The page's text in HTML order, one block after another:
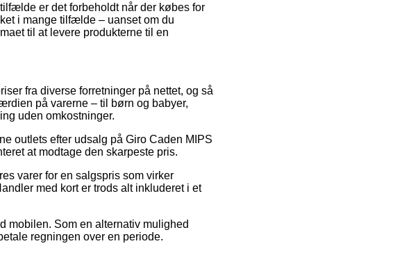
er det forbeholdt når der købes for
i mange tilfælde – uanset om du
til at levere produkterne til en
fra diverse forretninger på nettet, og så
på varerne – til børn og babyer,
uden omkostninger.
outlets efter udsalg på Giro Caden MIPS
at modtage den skarpeste pris.
varer for en salgspris som virker
med kort er trods alt inkluderet i et
mobilen. Som en alternativ mulighed
regningen over en periode.